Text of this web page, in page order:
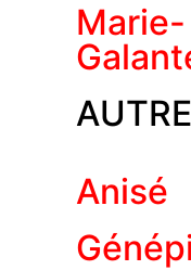
Marie-
Anisé
Génépi